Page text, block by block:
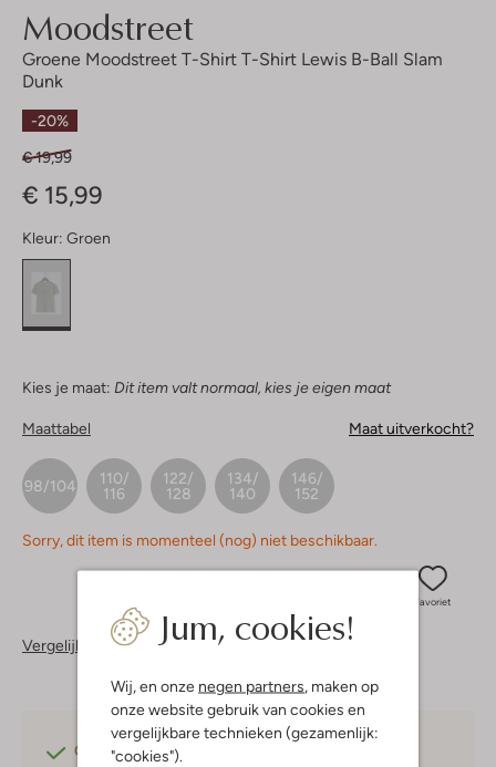
Jum, cookies!
Wij, en onze negen partners, maken op
onze website gebruik van cookies en
vergelijkbare technieken (gezamenlijk:
"cookies").
Moodstreet
Groene Moodstreet T-Shirt T-Shirt Lewis B-Ball Slam
Dunk
-20%
€ 19,99
€ 15,99
Kleur: Groen
Kies je maat: Dit item valt normaal, kies je eigen maat
Maattabel Maat uitverkocht?
98/104
110/
116
122/
128
134/
140
146/
152
Sorry, dit item is momenteel (nog) niet beschikbaar.
Favoriet
Vergelijkbare items
Gratis verzending